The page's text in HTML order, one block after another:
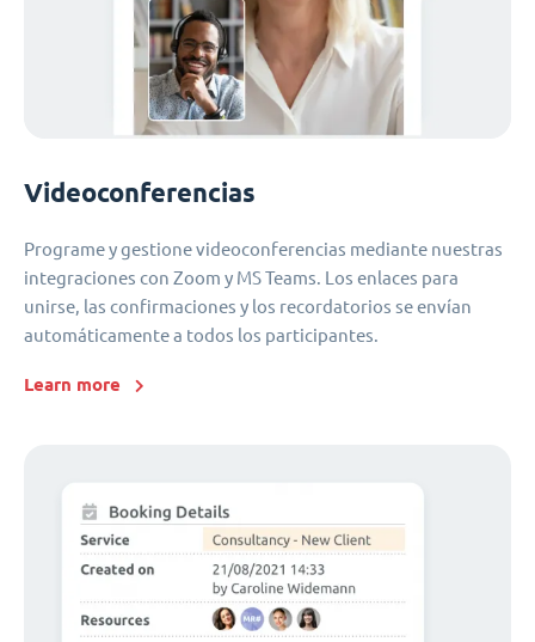
Videoconferencias
Programe y gestione videoconferencias mediante nuestras
integraciones con Zoom y MS Teams. Los enlaces para
unirse, las confirmaciones y los recordatorios se envían
automáticamente a todos los participantes.
Learn more